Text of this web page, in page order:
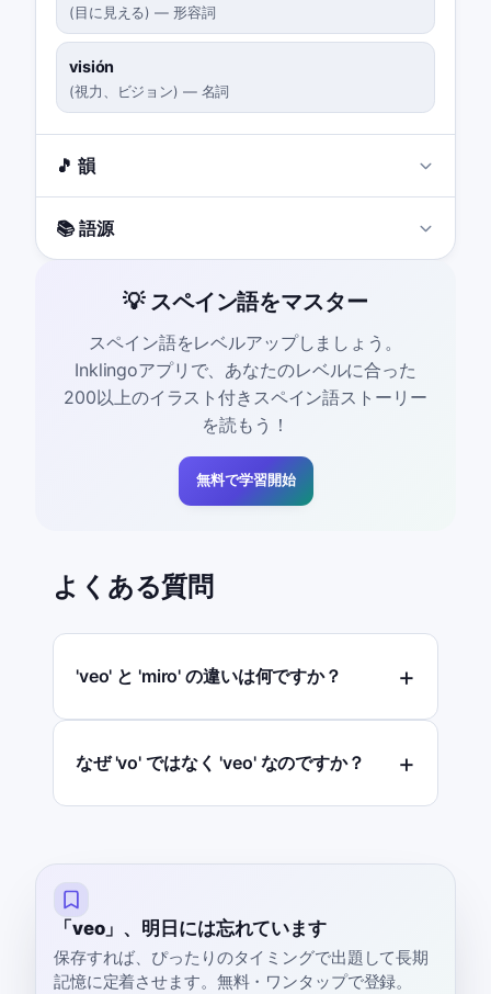
( 目に見える) — 形容詞
visión
(視力、ビジョン) — 名詞
🎵 韻
📚 語源
💡 スペイン語をマスター
スペイン語をレベルアップしましょう。
Inklingoアプリで、あなたのレベルに合った
200以上のイラスト付きスペイン語ストーリー
を読もう！
無料で学習開始
よくある質問
'veo' と 'miro' の違いは何ですか？
なぜ 'vo' ではなく 'veo' なのですか？
「veo」、明日には忘れています
保存すれば、ぴったりのタイミングで出題して長期
記憶に定着させます。無料・ワンタップで登録。